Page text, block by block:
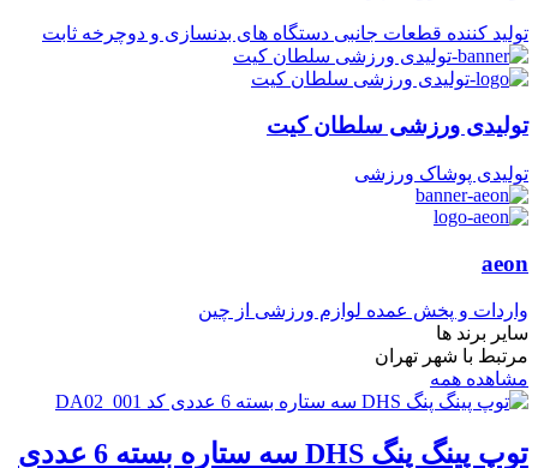
تولید کننده قطعات جانبی دستگاه های بدنسازی و دوچرخه ثابت
تولیدی ورزشی سلطان کیت
تولیدی پوشاک ورزشی
aeon
واردات و پخش عمده لوازم ورزشی از چین
سایر برند ها
مرتبط با شهر تهران
مشاهده همه
توپ پینگ پنگ DHS سه ستاره بسته 6 عددی